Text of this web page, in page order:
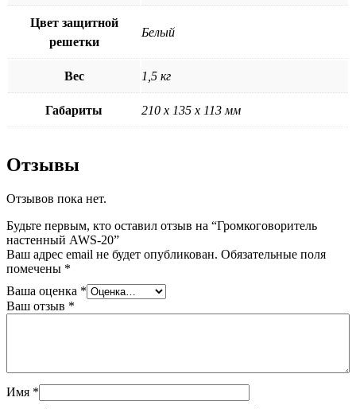
Цвет защитной
решетки
Белый
Вес 1,5 кг
Габариты 210 х 135 х 113 мм
Отзывы
Отзывов пока нет.
Будьте первым, кто оставил отзыв на “Громкоговоритель
настенный AWS-20”
Ваш адрес email не будет опубликован. Обязательные поля
помечены *
Ваша оценка *
Ваш отзыв *
Имя *